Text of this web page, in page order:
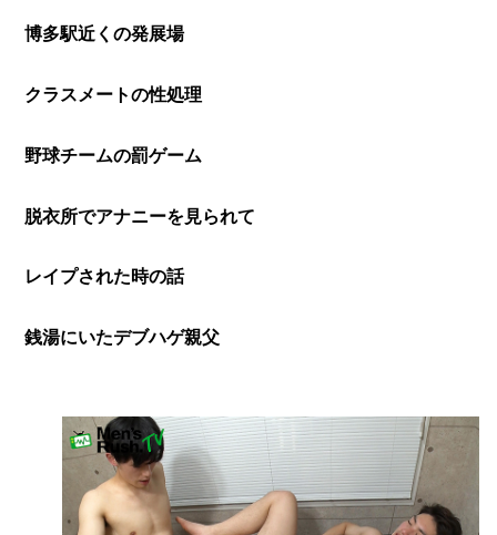
博多駅近くの発展場
クラスメートの性処理
野球チームの罰ゲーム
脱衣所でアナニーを見られて
レイプされた時の話
銭湯にいたデブハゲ親父